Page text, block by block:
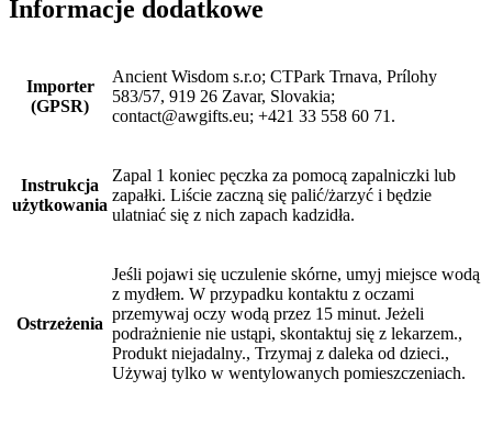
Informacje dodatkowe
Importer
(GPSR)
Ancient Wisdom s.r.o; CTPark Trnava, Prílohy
583/57, 919 26 Zavar, Slovakia;
contact@awgifts.eu; +421 33 558 60 71.
Instrukcja
użytkowania
Zapal 1 koniec pęczka za pomocą zapalniczki lub
zapałki. Liście zaczną się palić/żarzyć i będzie
ulatniać się z nich zapach kadzidła.
Ostrzeżenia
Jeśli pojawi się uczulenie skórne, umyj miejsce wodą
z mydłem. W przypadku kontaktu z oczami
przemywaj oczy wodą przez 15 minut. Jeżeli
podrażnienie nie ustąpi, skontaktuj się z lekarzem.,
Produkt niejadalny., Trzymaj z daleka od dzieci.,
Używaj tylko w wentylowanych pomieszczeniach.